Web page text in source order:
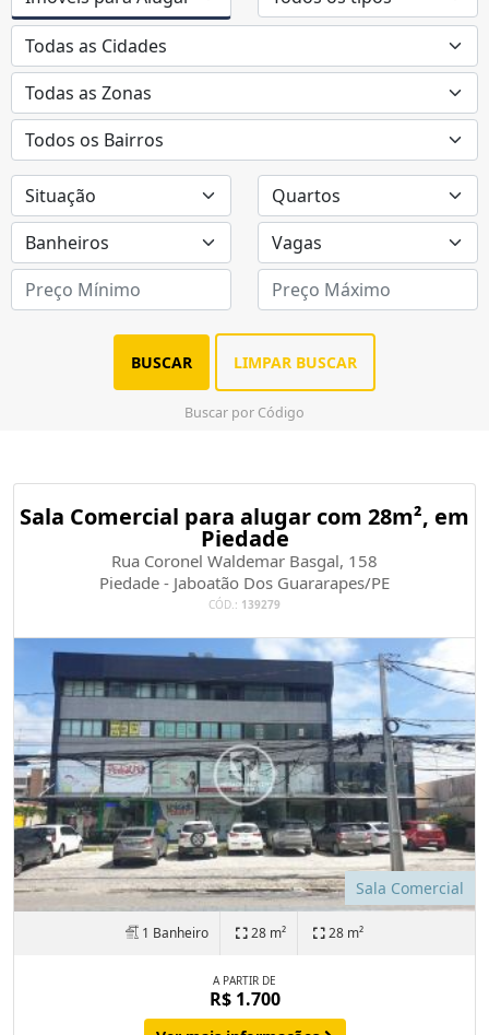
BUSCAR LIMPAR BUSCAR
Buscar por Código
Sala Comercial para alugar com 28m², em
Piedade
Rua Coronel Waldemar Basgal, 158
Piedade - Jaboatão Dos Guararapes/PE
CÓD.: 139279
Sala Comercial
1 Banheiro 28 m² 28 m²
A PARTIR DE
R$ 1.700